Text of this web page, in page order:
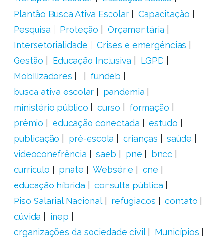
Plantão Busca Ativa Escolar
Capacitação
Pesquisa
Proteção
Orçamentária
Intersetorialidade
Crises e emergências
Gestão
Educação Inclusiva
LGPD
Mobilizadores
fundeb
busca ativa escolar
pandemia
ministério público
curso
formação
prêmio
educação conectada
estudo
publicação
pré-escola crianças
saúde
videoconefrência
saeb pne
bncc
currículo
pnate Websérie
cne
educação híbrida
consulta pública
Piso Salarial Nacional
refugiados
contato
dúvida
inep
organizações da sociedade civil
Municípios